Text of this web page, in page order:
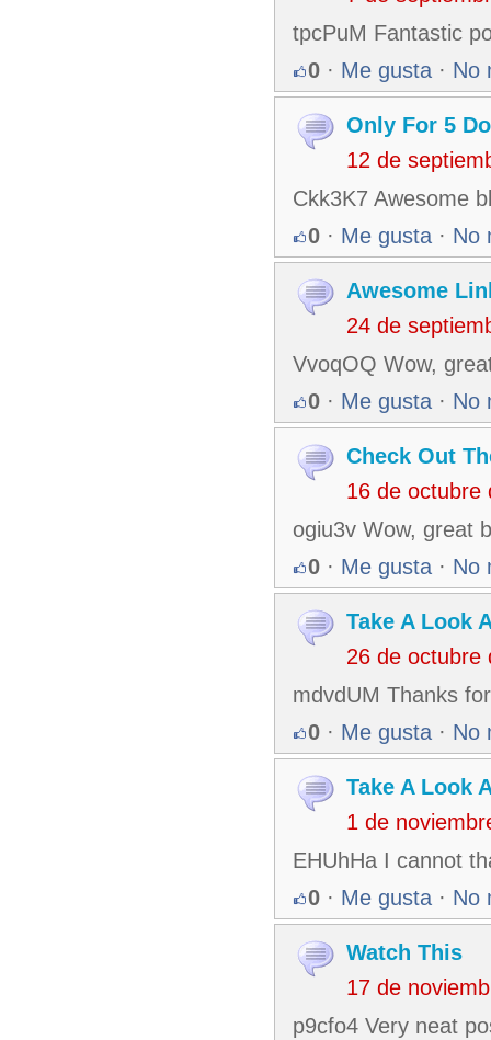
tpcPuM Fantastic
0 · Me gusta · No
Only For 5
12 de
Ckk3K7 Awesome
0 · Me gusta · No
Awesome
24 de
VvoqOQ Wow,
0 · Me gusta · No
Check Out
16 de octubre
ogiu3v Wow, great
0 · Me gusta · No
Take A Look
26 de octubre
mdvdUM Thanks
0 · Me gusta · No
Take A Look
1 de
EHUhHa I cannot
0 · Me gusta · No
Watch This
17 de
p9cfo4 Very neat